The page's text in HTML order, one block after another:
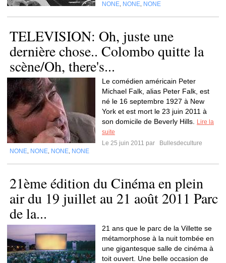
NONE NONE NONE
TELEVISION: Oh, juste une
dernière chose.. Colombo quitte la
scène/Oh, there's...
Le comédien américain Peter
Michael Falk, alias Peter Falk, est
né le 16 septembre 1927 à New
York et est mort le 23 juin 2011 à
son domicile de Beverly Hills.
Lire la
suite
Le 25 juin 2011 par
Bullesdeculture
NONE NONE NONE NONE
21ème édition du Cinéma en plein
air du 19 juillet au 21 août 2011 Parc
de la...
21 ans que le parc de la Villette se
métamorphose à la nuit tombée en
une gigantesque salle de cinéma à
toit ouvert. Une belle occasion de